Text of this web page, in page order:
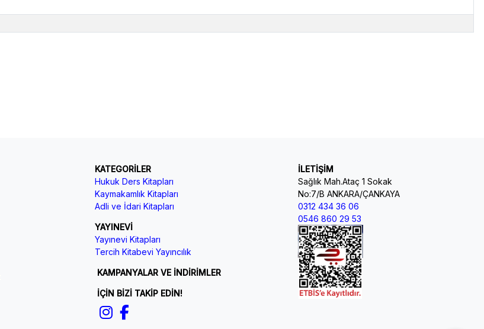
KATEGORİLER
Hukuk Ders Kitapları
Kaymakamlık Kitapları
Adli ve İdari Kitapları
YAYINEVİ
Yayınevi Kitapları
Tercih Kitabevi Yayıncılık
KAMPANYALAR VE İNDİRİMLER
İÇİN BİZİ TAKİP EDİN!
İLETİŞİM
Sağlık Mah.Ataç 1 Sokak
No:7/B ANKARA/ÇANKAYA
0312 434 36 06
0546 860 29 53